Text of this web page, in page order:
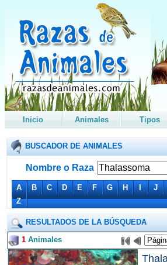
Inicio Animales Tipos
BUSCADOR DE ANIMALES
Nombre o Raza
A B C D E F G H I J
Z
RESULTADOS DE LA BÚSQUEDA
1 Animales